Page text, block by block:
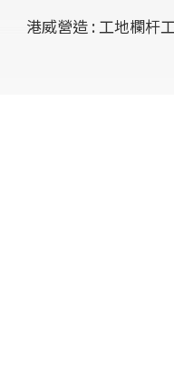
港威營造 : 工地欄杆